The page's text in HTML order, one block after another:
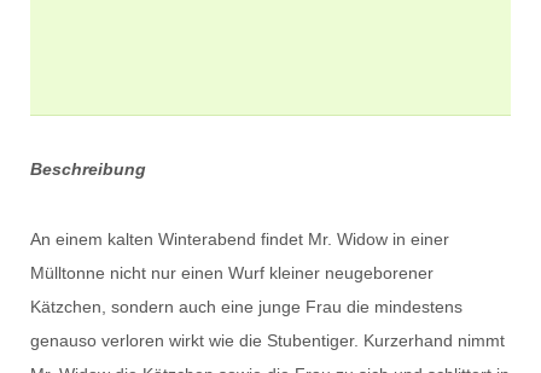
Beschreibung
An einem kalten Winterabend findet Mr. Widow in einer
Mülltonne nicht nur einen Wurf kleiner neugeborener
Kätzchen, sondern auch eine junge Frau die mindestens
genauso verloren wirkt wie die Stubentiger. Kurzerhand nimmt